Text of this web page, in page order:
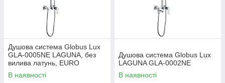
Душова система Globus Lux
GLA-0005NE LAGUNA, без
вилива латунь, EURO
В наявності
Душова система Globus Lux
LAGUNA GLA-0002NE
В наявності